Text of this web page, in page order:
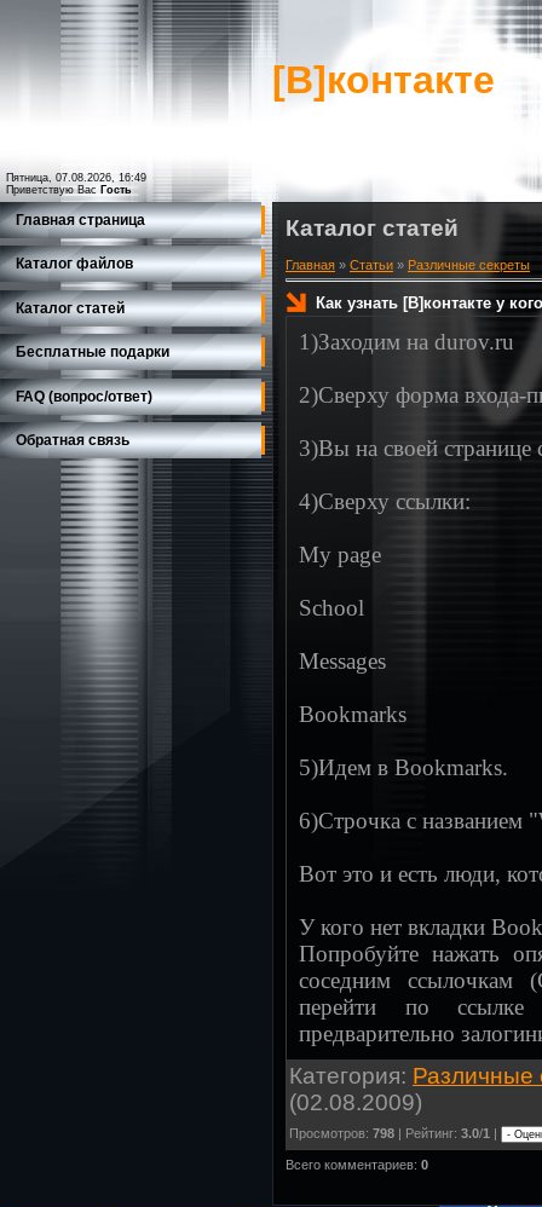
Пятница, 07.08.2026, 16:49
Приветствую Вас Гость
[В]контакте
Главная страница
Каталог файлов
Каталог статей
Бесплатные подарки
FAQ (вопрос/ответ)
Обратная связь
Каталог статей
Главная » Статьи » Различные секреты
Как узнать [В]контакте у
1)Заходим на durov.ru
2)Сверху форма входа-
3)Вы на своей странице
4)Сверху ссылки:
My page
School
Messages
Bookmarks
5)Идем в Bookmarks.
6)Строчка с названием
Вот это и есть люди,
У кого нет вкладки
Попробуйте нажать
соседним
перейти по
предварительно
Категория: Различные
(02.08.2009)
Просмотров: 798 | Рейтинг: 3.0/1 |
Всего комментариев: 0